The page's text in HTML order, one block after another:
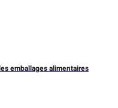
emballages alimentaires